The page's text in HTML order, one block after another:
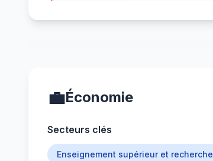
💼Économie
Secteurs clés
Enseignement supérieur et recherche